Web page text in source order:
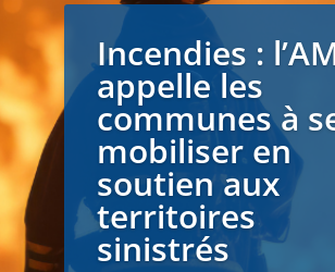
Incendies :
appelle les
communes à
mobiliser en
soutien aux
territoires
sinistrés